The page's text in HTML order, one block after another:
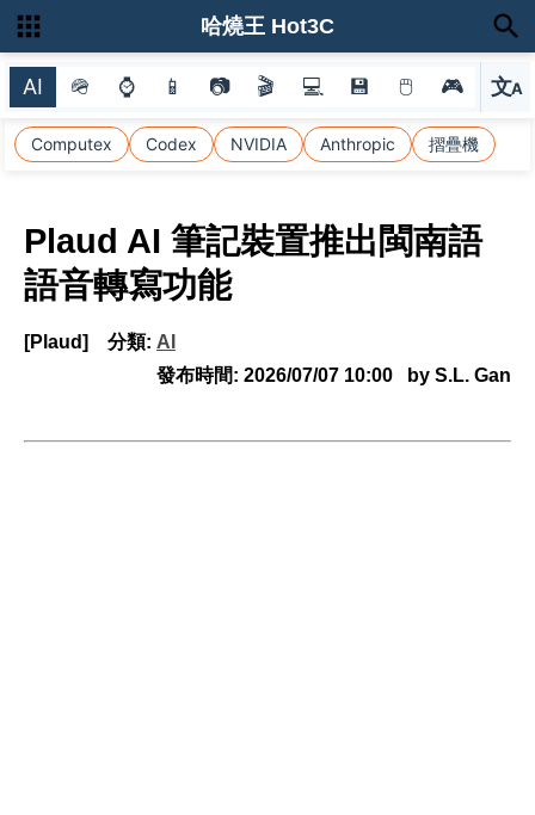
AI 🪖 ⌚ 📱 📷 🎬 💻 💾 🖱 🎮 文A
選
Computex Codex NVIDIA Anthropic 摺疊機
哈燒王 Hot3C
Plaud AI 筆記裝置推出閩南語
語音轉寫功能
[Plaud] 分類: AI
發布時間: 2026/07/07 10:00 by S.L. Gan